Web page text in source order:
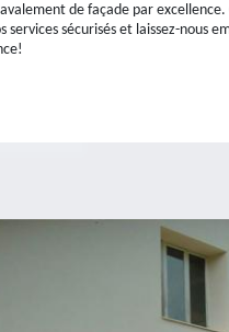
de façade par
services sécurisés et laissez-nous